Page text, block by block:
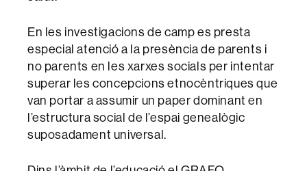
En les investigacions de camp es presta
especial atenció a la presència de parents i
no parents en les xarxes socials per intentar
superar les concepcions etnocèntriques que
van portar a assumir un paper dominant en
l’estructura social de l’espai genealògic
suposadament universal.